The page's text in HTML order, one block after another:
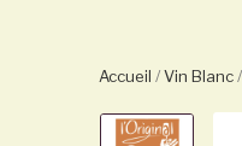
Accueil Vin Blanc